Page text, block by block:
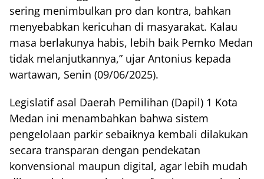
sering menimbulkan pro dan kontra, bahkan
menyebabkan kericuhan di masyarakat. Kalau
masa berlakunya habis, lebih baik Pemko Medan
tidak melanjutkannya,” ujar Antonius kepada
wartawan, Senin (09/06/2025).
Legislatif asal Daerah Pemilihan (Dapil) 1 Kota
Medan ini menambahkan bahwa sistem
pengelolaan parkir sebaiknya kembali dilakukan
secara transparan dengan pendekatan
konvensional maupun digital, agar lebih mudah